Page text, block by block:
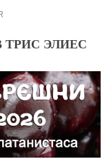
ЭЛИЕС